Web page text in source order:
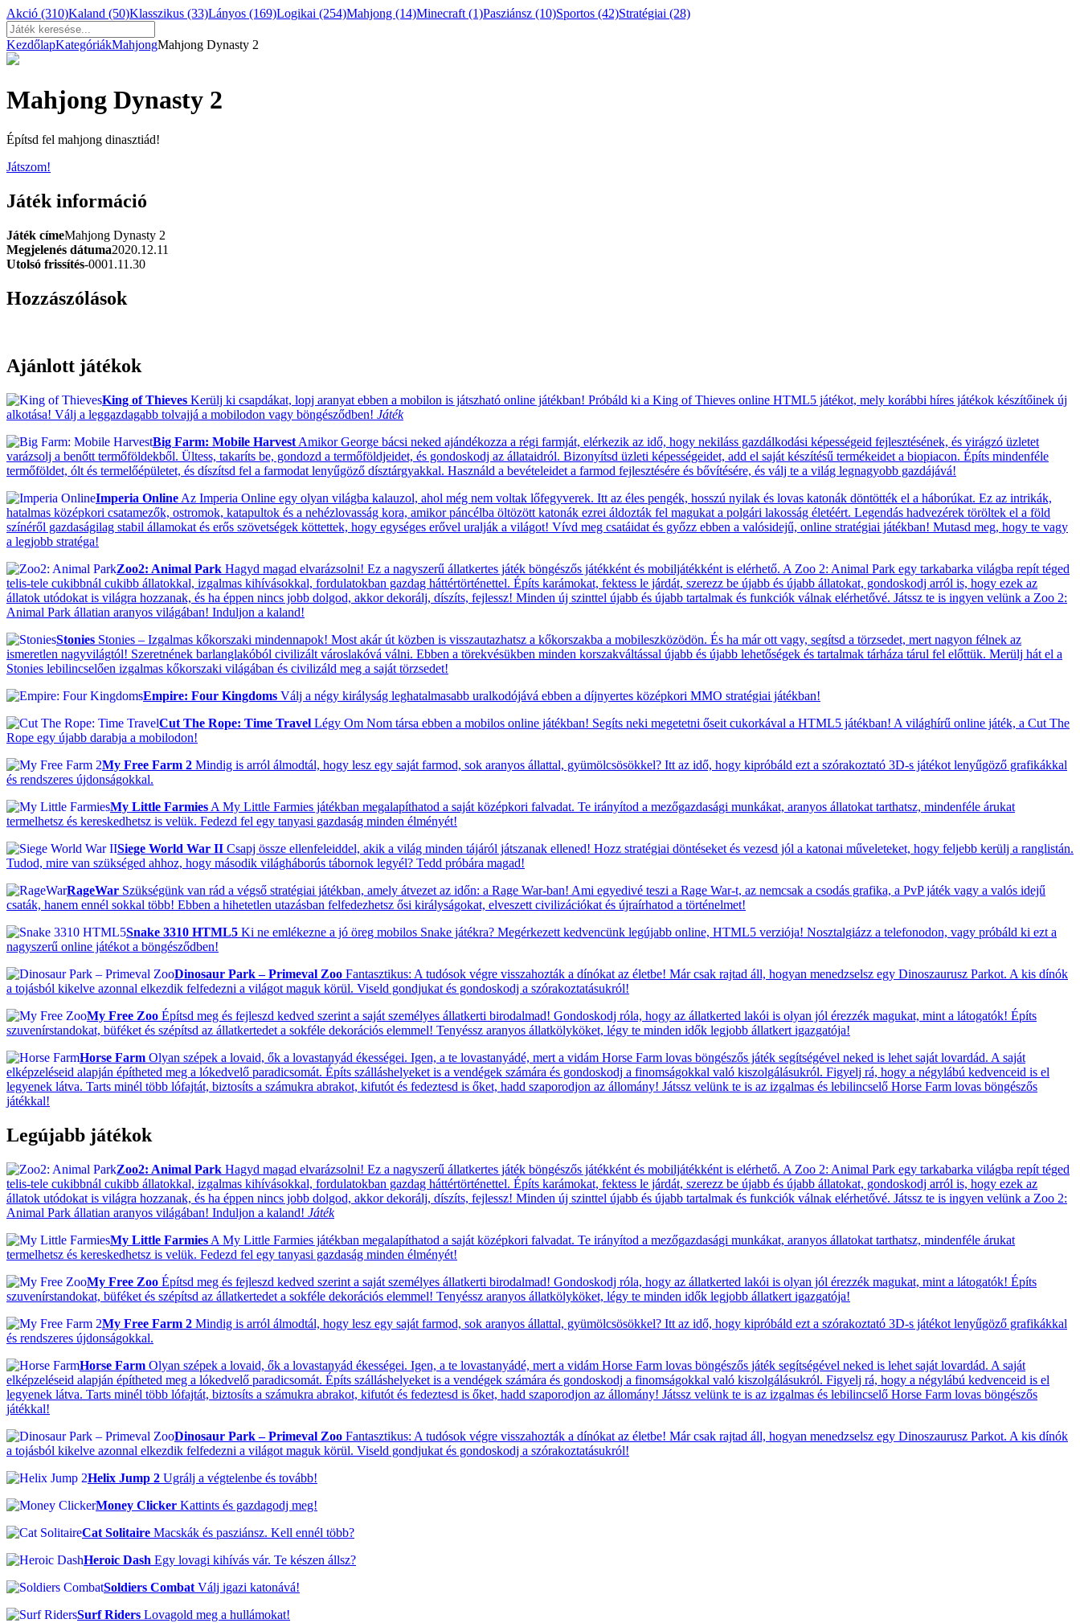
Akció (310)Kaland (50)Klasszikus (33)Lányos (169)Logikai (254)Mahjong (14)Minecraft (1)Pasziánsz (10)Sportos (42)Stratégiai (28)
KezdőlapKategóriákMahjongMahjong Dynasty 2
Mahjong Dynasty 2
Építsd fel mahjong dinasztiád!
Játszom!
Játék információ
Játék címeMahjong Dynasty 2
Megjelenés dátuma2020.12.11
Utolsó frissítés-0001.11.30
Hozzászólások
Ajánlott játékok
King of Thieves Kerülj ki csapdákat, lopj aranyat ebben a mobilon is játszható online játékban! Próbáld ki a King of Thieves online HTML5 játékot, mely korábbi híres játékok készítőinek új
alkotása! Válj a leggazdagabb tolvajjá a mobilodon vagy böngésződben! Játék
Big Farm: Mobile Harvest Amikor George bácsi neked ajándékozza a régi farmját, elérkezik az idő, hogy nekiláss gazdálkodási képességeid fejlesztésének, és virágzó üzletet
varázsolj a benőtt termőföldekből. Ültess, takaríts be, gondozd a termőföldjeidet, és gondoskodj az állataidról. Bizonyítsd üzleti képességeidet, add el saját készítésű termékeidet a biopiacon. Építs mindenféle
termőföldet, ólt és termelőépületet, és díszítsd fel a farmodat lenyűgöző dísztárgyakkal. Használd a bevételeidet a farmod fejlesztésére és bővítésére, és válj te a világ legnagyobb gazdájává!
Imperia Online Az Imperia Online egy olyan világba kalauzol, ahol még nem voltak lőfegyverek. Itt az éles pengék, hosszú nyilak és lovas katonák döntötték el a háborúkat. Ez az intrikák,
hatalmas középkori csatamezők, ostromok, katapultok és a nehézlovasság kora, amikor páncélba öltözött katonák ezrei áldozták fel magukat a polgári lakosság életéért. Legendás hadvezérek töröltek el a föld
színéről gazdaságilag stabil államokat és erős szövetségek köttettek, hogy egységes erővel uralják a világot! Vívd meg csatáidat és győzz ebben a valósidejű, online stratégiai játékban! Mutasd meg, hogy te vagy
a legjobb stratéga!
Zoo2: Animal Park Hagyd magad elvarázsolni! Ez a nagyszerű állatkertes játék böngészős játékként és mobiljátékként is elérhető. A Zoo 2: Animal Park egy tarkabarka világba repít téged
telis-tele cukibbnál cukibb állatokkal, izgalmas kihívásokkal, fordulatokban gazdag háttértörténettel. Építs karámokat, fektess le járdát, szerezz be újabb és újabb állatokat, gondoskodj arról is, hogy ezek az
állatok utódokat is világra hozzanak, és ha éppen nincs jobb dolgod, akkor dekorálj, díszíts, fejlessz! Minden új szinttel újabb és újabb tartalmak és funkciók válnak elérhetővé. Játssz te is ingyen velünk a Zoo 2:
Animal Park állatian aranyos világában! Induljon a kaland!
Stonies Stonies – Izgalmas kőkorszaki mindennapok! Most akár út közben is visszautazhatsz a kőkorszakba a mobileszközödön. És ha már ott vagy, segítsd a törzsedet, mert nagyon félnek az
ismeretlen nagyvilágtól! Szeretnének barlanglakóból civilizált városlakóvá válni. Ebben a törekvésükben minden korszakváltással újabb és újabb lehetőségek és tartalmak tárháza tárul fel előttük. Merülj hát el a
Stonies lebilincselően izgalmas kőkorszaki világában és civilizáld meg a saját törzsedet!
Empire: Four Kingdoms Válj a négy királyság leghatalmasabb uralkodójává ebben a díjnyertes középkori MMO stratégiai játékban!
Cut The Rope: Time Travel Légy Om Nom társa ebben a mobilos online játékban! Segíts neki megetetni őseit cukorkával a HTML5 játékban! A világhírű online játék, a Cut The
Rope egy újabb darabja a mobilodon!
My Free Farm 2 Mindig is arról álmodtál, hogy lesz egy saját farmod, sok aranyos állattal, gyümölcsösökkel? Itt az idő, hogy kipróbáld ezt a szórakoztató 3D-s játékot lenyűgöző grafikákkal
és rendszeres újdonságokkal.
My Little Farmies A My Little Farmies játékban megalapíthatod a saját középkori falvadat. Te irányítod a mezőgazdasági munkákat, aranyos állatokat tarthatsz, mindenféle árukat
termelhetsz és kereskedhetsz is velük. Fedezd fel egy tanyasi gazdaság minden élményét!
Siege World War II Csapj össze ellenfeleiddel, akik a világ minden tájáról játszanak ellened! Hozz stratégiai döntéseket és vezesd jól a katonai műveleteket, hogy feljebb kerülj a ranglistán.
Tudod, mire van szükséged ahhoz, hogy második világháborús tábornok legyél? Tedd próbára magad!
RageWar Szükségünk van rád a végső stratégiai játékban, amely átvezet az időn: a Rage War-ban! Ami egyedivé teszi a Rage War-t, az nemcsak a csodás grafika, a PvP játék vagy a valós idejű
csaták, hanem ennél sokkal több! Ebben a hihetetlen utazásban felfedezhetsz ősi királyságokat, elveszett civilizációkat és újraírhatod a történelmet!
Snake 3310 HTML5 Ki ne emlékezne a jó öreg mobilos Snake játékra? Megérkezett kedvencünk legújabb online, HTML5 verziója! Nosztalgiázz a telefonodon, vagy próbáld ki ezt a
nagyszerű online játékot a böngésződben!
Dinosaur Park – Primeval Zoo Fantasztikus: A tudósok végre visszahozták a dínókat az életbe! Már csak rajtad áll, hogyan menedzselsz egy Dinoszaurusz Parkot. A kis dínók
a tojásból kikelve azonnal elkezdik felfedezni a világot maguk körül. Viseld gondjukat és gondoskodj a szórakoztatásukról!
My Free Zoo Építsd meg és fejleszd kedved szerint a saját személyes állatkerti birodalmad! Gondoskodj róla, hogy az állatkerted lakói is olyan jól érezzék magukat, mint a látogatók! Építs
szuvenírstandokat, büféket és szépítsd az állatkertedet a sokféle dekorációs elemmel! Tenyéssz aranyos állatkölyköket, légy te minden idők legjobb állatkert igazgatója!
Horse Farm Olyan szépek a lovaid, ők a lovastanyád ékességei. Igen, a te lovastanyádé, mert a vidám Horse Farm lovas böngészős játék segítségével neked is lehet saját lovardád. A saját
elképzeléseid alapján építheted meg a lókedvelő paradicsomát. Építs szálláshelyeket is a vendégek számára és gondoskodj a finomságokkal való kiszolgálásukról. Figyelj rá, hogy a négylábú kedvenceid is el
legyenek látva. Tarts minél több lófajtát, biztosíts a számukra abrakot, kifutót és fedeztesd is őket, hadd szaporodjon az állomány! Játssz velünk te is az izgalmas és lebilincselő Horse Farm lovas böngészős
játékkal!
Legújabb játékok
Zoo2: Animal Park Hagyd magad elvarázsolni! Ez a nagyszerű állatkertes játék böngészős játékként és mobiljátékként is elérhető. A Zoo 2: Animal Park egy tarkabarka világba repít téged
telis-tele cukibbnál cukibb állatokkal, izgalmas kihívásokkal, fordulatokban gazdag háttértörténettel. Építs karámokat, fektess le járdát, szerezz be újabb és újabb állatokat, gondoskodj arról is, hogy ezek az
állatok utódokat is világra hozzanak, és ha éppen nincs jobb dolgod, akkor dekorálj, díszíts, fejlessz! Minden új szinttel újabb és újabb tartalmak és funkciók válnak elérhetővé. Játssz te is ingyen velünk a Zoo 2:
Animal Park állatian aranyos világában! Induljon a kaland! Játék
My Little Farmies A My Little Farmies játékban megalapíthatod a saját középkori falvadat. Te irányítod a mezőgazdasági munkákat, aranyos állatokat tarthatsz, mindenféle árukat
termelhetsz és kereskedhetsz is velük. Fedezd fel egy tanyasi gazdaság minden élményét!
My Free Zoo Építsd meg és fejleszd kedved szerint a saját személyes állatkerti birodalmad! Gondoskodj róla, hogy az állatkerted lakói is olyan jól érezzék magukat, mint a látogatók! Építs
szuvenírstandokat, büféket és szépítsd az állatkertedet a sokféle dekorációs elemmel! Tenyéssz aranyos állatkölyköket, légy te minden idők legjobb állatkert igazgatója!
My Free Farm 2 Mindig is arról álmodtál, hogy lesz egy saját farmod, sok aranyos állattal, gyümölcsösökkel? Itt az idő, hogy kipróbáld ezt a szórakoztató 3D-s játékot lenyűgöző grafikákkal
és rendszeres újdonságokkal.
Horse Farm Olyan szépek a lovaid, ők a lovastanyád ékességei. Igen, a te lovastanyádé, mert a vidám Horse Farm lovas böngészős játék segítségével neked is lehet saját lovardád. A saját
elképzeléseid alapján építheted meg a lókedvelő paradicsomát. Építs szálláshelyeket is a vendégek számára és gondoskodj a finomságokkal való kiszolgálásukról. Figyelj rá, hogy a négylábú kedvenceid is el
legyenek látva. Tarts minél több lófajtát, biztosíts a számukra abrakot, kifutót és fedeztesd is őket, hadd szaporodjon az állomány! Játssz velünk te is az izgalmas és lebilincselő Horse Farm lovas böngészős
játékkal!
Dinosaur Park – Primeval Zoo Fantasztikus: A tudósok végre visszahozták a dínókat az életbe! Már csak rajtad áll, hogyan menedzselsz egy Dinoszaurusz Parkot. A kis dínók
a tojásból kikelve azonnal elkezdik felfedezni a világot maguk körül. Viseld gondjukat és gondoskodj a szórakoztatásukról!
Helix Jump 2 Ugrálj a végtelenbe és tovább!
Money Clicker Kattints és gazdagodj meg!
Cat Solitaire Macskák és pasziánsz. Kell ennél több?
Heroic Dash Egy lovagi kihívás vár. Te készen állsz?
Soldiers Combat Válj igazi katonává!
Surf Riders Lovagold meg a hullámokat!